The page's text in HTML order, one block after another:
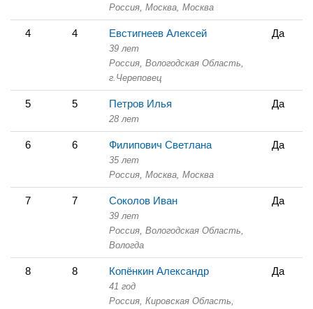
Россия, Москва, Москва
4 4 Евстигнеев Алексей
39 лет
Россия, Вологодская Область,
г.Череповец
Да
5 5 Петров Илья
28 лет
Да
6 6 Филипович Светлана
35 лет
Россия, Москва, Москва
Да
7 7 Соколов Иван
39 лет
Россия, Вологодская Область,
Вологда
Да
8 8 Копёнкин Александр
41 год
Россия, Кировская Область,
Да